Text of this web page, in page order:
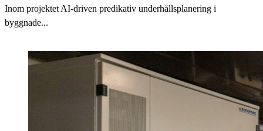
Inom projektet AI-driven predikativ underhållsplanering i
byggnade...